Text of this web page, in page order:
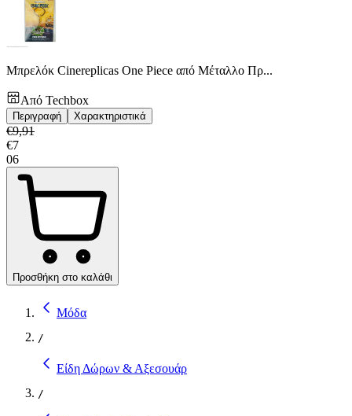
Μπρελόκ Cinereplicas One Piece από Μέταλλο Πρ...
Από Techbox
Περιγραφή Χαρακτηριστικά
€9,91
€7
06
Προσθήκη στο καλάθι
Μόδα
/
Είδη Δώρων & Αξεσουάρ
/